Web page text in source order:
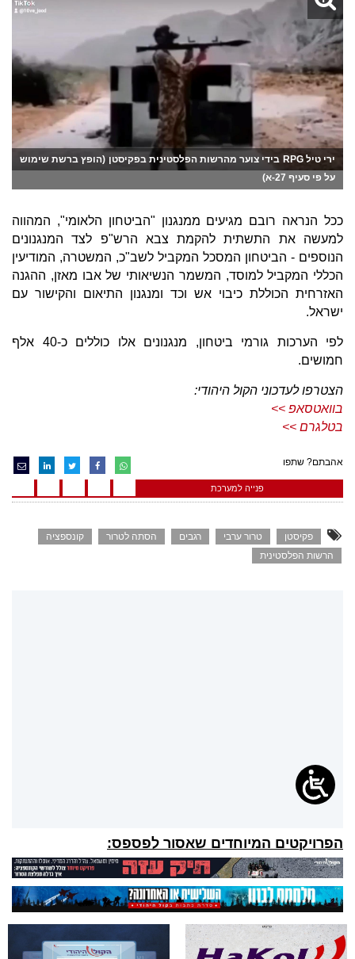
ירי טיל RPG בידי צוער מהרשות הפלסטינית בפקיסטן (הופץ ברשת שימוש
על פי סעיף 27-א)
ככל הנראה רובם מגיעים ממנגנון "הביטחון הלאומי", המהווה
למעשה את התשתית להקמת צבא הרש"פ לצד המנגנונים
הנוספים - הביטחון המסכל המקביל לשב"כ, המשטרה, המודיעין
הכללי המקביל למוסד, המשמר הנשיאותי של אבו מאזן, ההגנה
האזרחית הכוללת כיבוי אש וכד ומנגנון התיאום והקישור עם
ישראל.
לפי הערכות גורמי ביטחון, מנגנונים אלו כוללים כ-40 אלף
חמושים.
הצטרפו לעדכוני הקול היהודי:
בוואטסאפ >>
בטלגרם >>
אהבתם? שתפו
פנייה למערכת
פקיסטן טרור ערבי רגבים הסתה לטרור
קונספציה
הרשות הפלסטינית
הפרויקטים המיוחדים שאסור לפספס: